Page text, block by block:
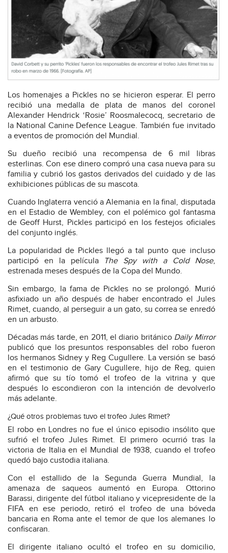
Los homenajes a Pickles no se hicieron esperar. El perro
recibió una medalla de plata de manos del coronel
Alexander Hendrick ‘Rosie’ Roosmalecocq, secretario de
la National Canine Defence League. También fue invitado
a eventos de promoción del Mundial.
Su dueño recibió una recompensa de 6 mil libras
esterlinas. Con ese dinero compró una casa nueva para su
familia y cubrió los gastos derivados del cuidado y de las
exhibiciones públicas de su mascota.
Cuando Inglaterra venció a Alemania en la final, disputada
en el Estadio de Wembley, con el polémico gol fantasma
de Geoff Hurst, Pickles participó en los festejos oficiales
del conjunto inglés.
La popularidad de Pickles llegó a tal punto que incluso
participó en la película
The Spy with a Cold Nose,
estrenada meses después de la Copa del Mundo.
Sin embargo, la fama de Pickles no se prolongó. Murió
asfixiado un año después de haber encontrado el Jules
Rimet, cuando, al perseguir a un gato, su correa se enredó
en un arbusto.
Décadas más tarde, en 2011, el diario británico Daily Mirror
publicó que los presuntos responsables del robo fueron
los hermanos Sidney y Reg Cugullere. La versión se basó
en el testimonio de Gary Cugullere, hijo de Reg, quien
afirmó que su tío tomó el trofeo de la vitrina y que
después lo escondieron con la intención de devolverlo
más adelante.
¿Qué otros problemas tuvo el trofeo Jules Rimet?
El robo en Londres no fue el único episodio insólito que
sufrió el trofeo Jules Rimet. El primero ocurrió tras la
victoria de Italia en el Mundial de 1938, cuando el trofeo
quedó bajo custodia italiana.
Con el estallido de la Segunda Guerra Mundial, la
amenaza de saqueos aumentó en Europa. Ottorino
Barassi, dirigente del fútbol italiano y vicepresidente de la
FIFA en ese periodo, retiró el trofeo de una bóveda
bancaria en Roma ante el temor de que los alemanes lo
confiscaran.
El dirigente italiano ocultó el trofeo en su domicilio,